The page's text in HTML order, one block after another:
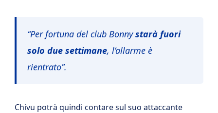
“Per fortuna del club Bonnystarà fuori
solo due settimane, l’allarme è
rientrato”.
Chivu potrà quindi contare sul suo attaccante